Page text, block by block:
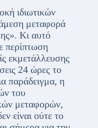
ιδιωτικών
μεταφορά
Κι αυτό
περίπτωση
εκμετάλλευσης
24 ώρες το
παράδειγμα, η
του
μεταφορών,
είναι ούτε το